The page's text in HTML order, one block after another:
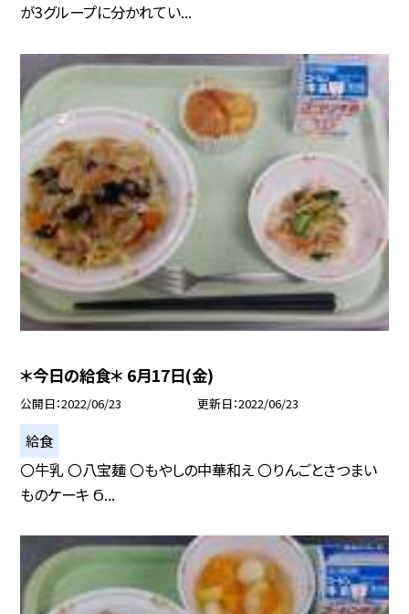
が3グループに分かれてい...
＊今日の給食＊ 6月17日(金)
公開日 2022/06/23 更新日 2022/06/23
給食
〇牛乳 〇八宝麺 〇もやしの中華和え 〇りんごとさつまい
ものケーキ Ϭ...